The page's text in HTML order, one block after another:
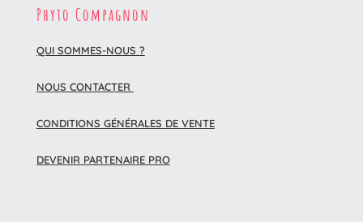
Phyto Compagnon
QUI SOMMES-NOUS ?
NOUS CONTACTER
CONDITIONS GÉNÉRALES DE VENTE
DEVENIR PARTENAIRE PRO